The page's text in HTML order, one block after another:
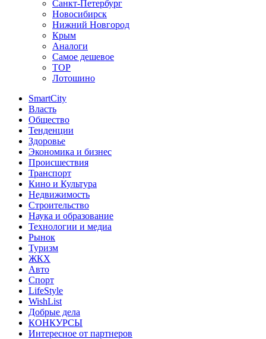
Санкт-Петербург
Новосибирск
Нижний Новгород
Крым
Аналоги
Самое дешевое
TOP
Лотошино
SmartCity
Власть
Общество
Тенденции
Здоровье
Экономика и бизнес
Происшествия
Транспорт
Кино и Культура
Недвижимость
Строительство
Наука и образование
Технологии и медиа
Рынок
Туризм
ЖКХ
Авто
Спорт
LifeStyle
WishList
Добрые дела
КОНКУРСЫ
Интересное от партнеров